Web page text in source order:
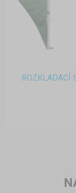
ROZKLADACÍ